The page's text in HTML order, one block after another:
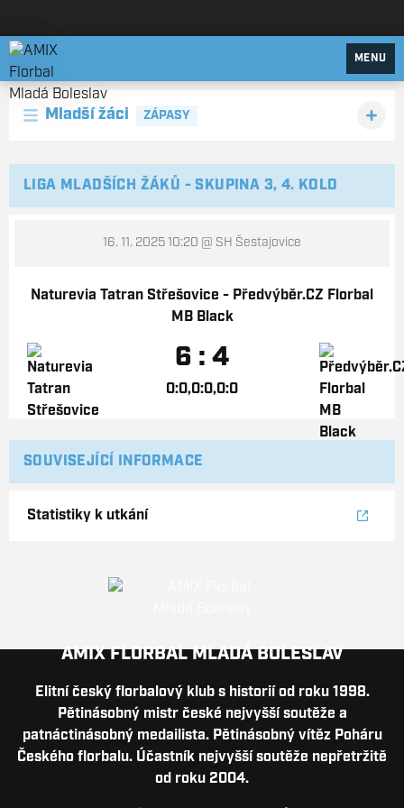
AMIX Florbal Mladá Boleslav
MENU
Mladší žáci ZÁPASY
LIGA MLADŠÍCH ŽÁKŮ - SKUPINA 3, 4. KOLO
16. 11. 2025 10:20 @ SH Šestajovice
Naturevia Tatran Střešovice - Předvýběr.CZ Florbal
MB Black
6 : 4
0:0,0:0,0:0
SOUVISEJÍCÍ INFORMACE
Statistiky k utkání
AMIX FLORBAL MLADÁ BOLESLAV
Elitní český florbalový klub s historií od roku 1998.
Pětinásobný mistr české nejvyšší soutěže a
patnáctinásobný medailista. Pětinásobný vítěz Poháru
Českého florbalu. Účastník nejvyšší soutěže nepřetržitě
od roku 2004.